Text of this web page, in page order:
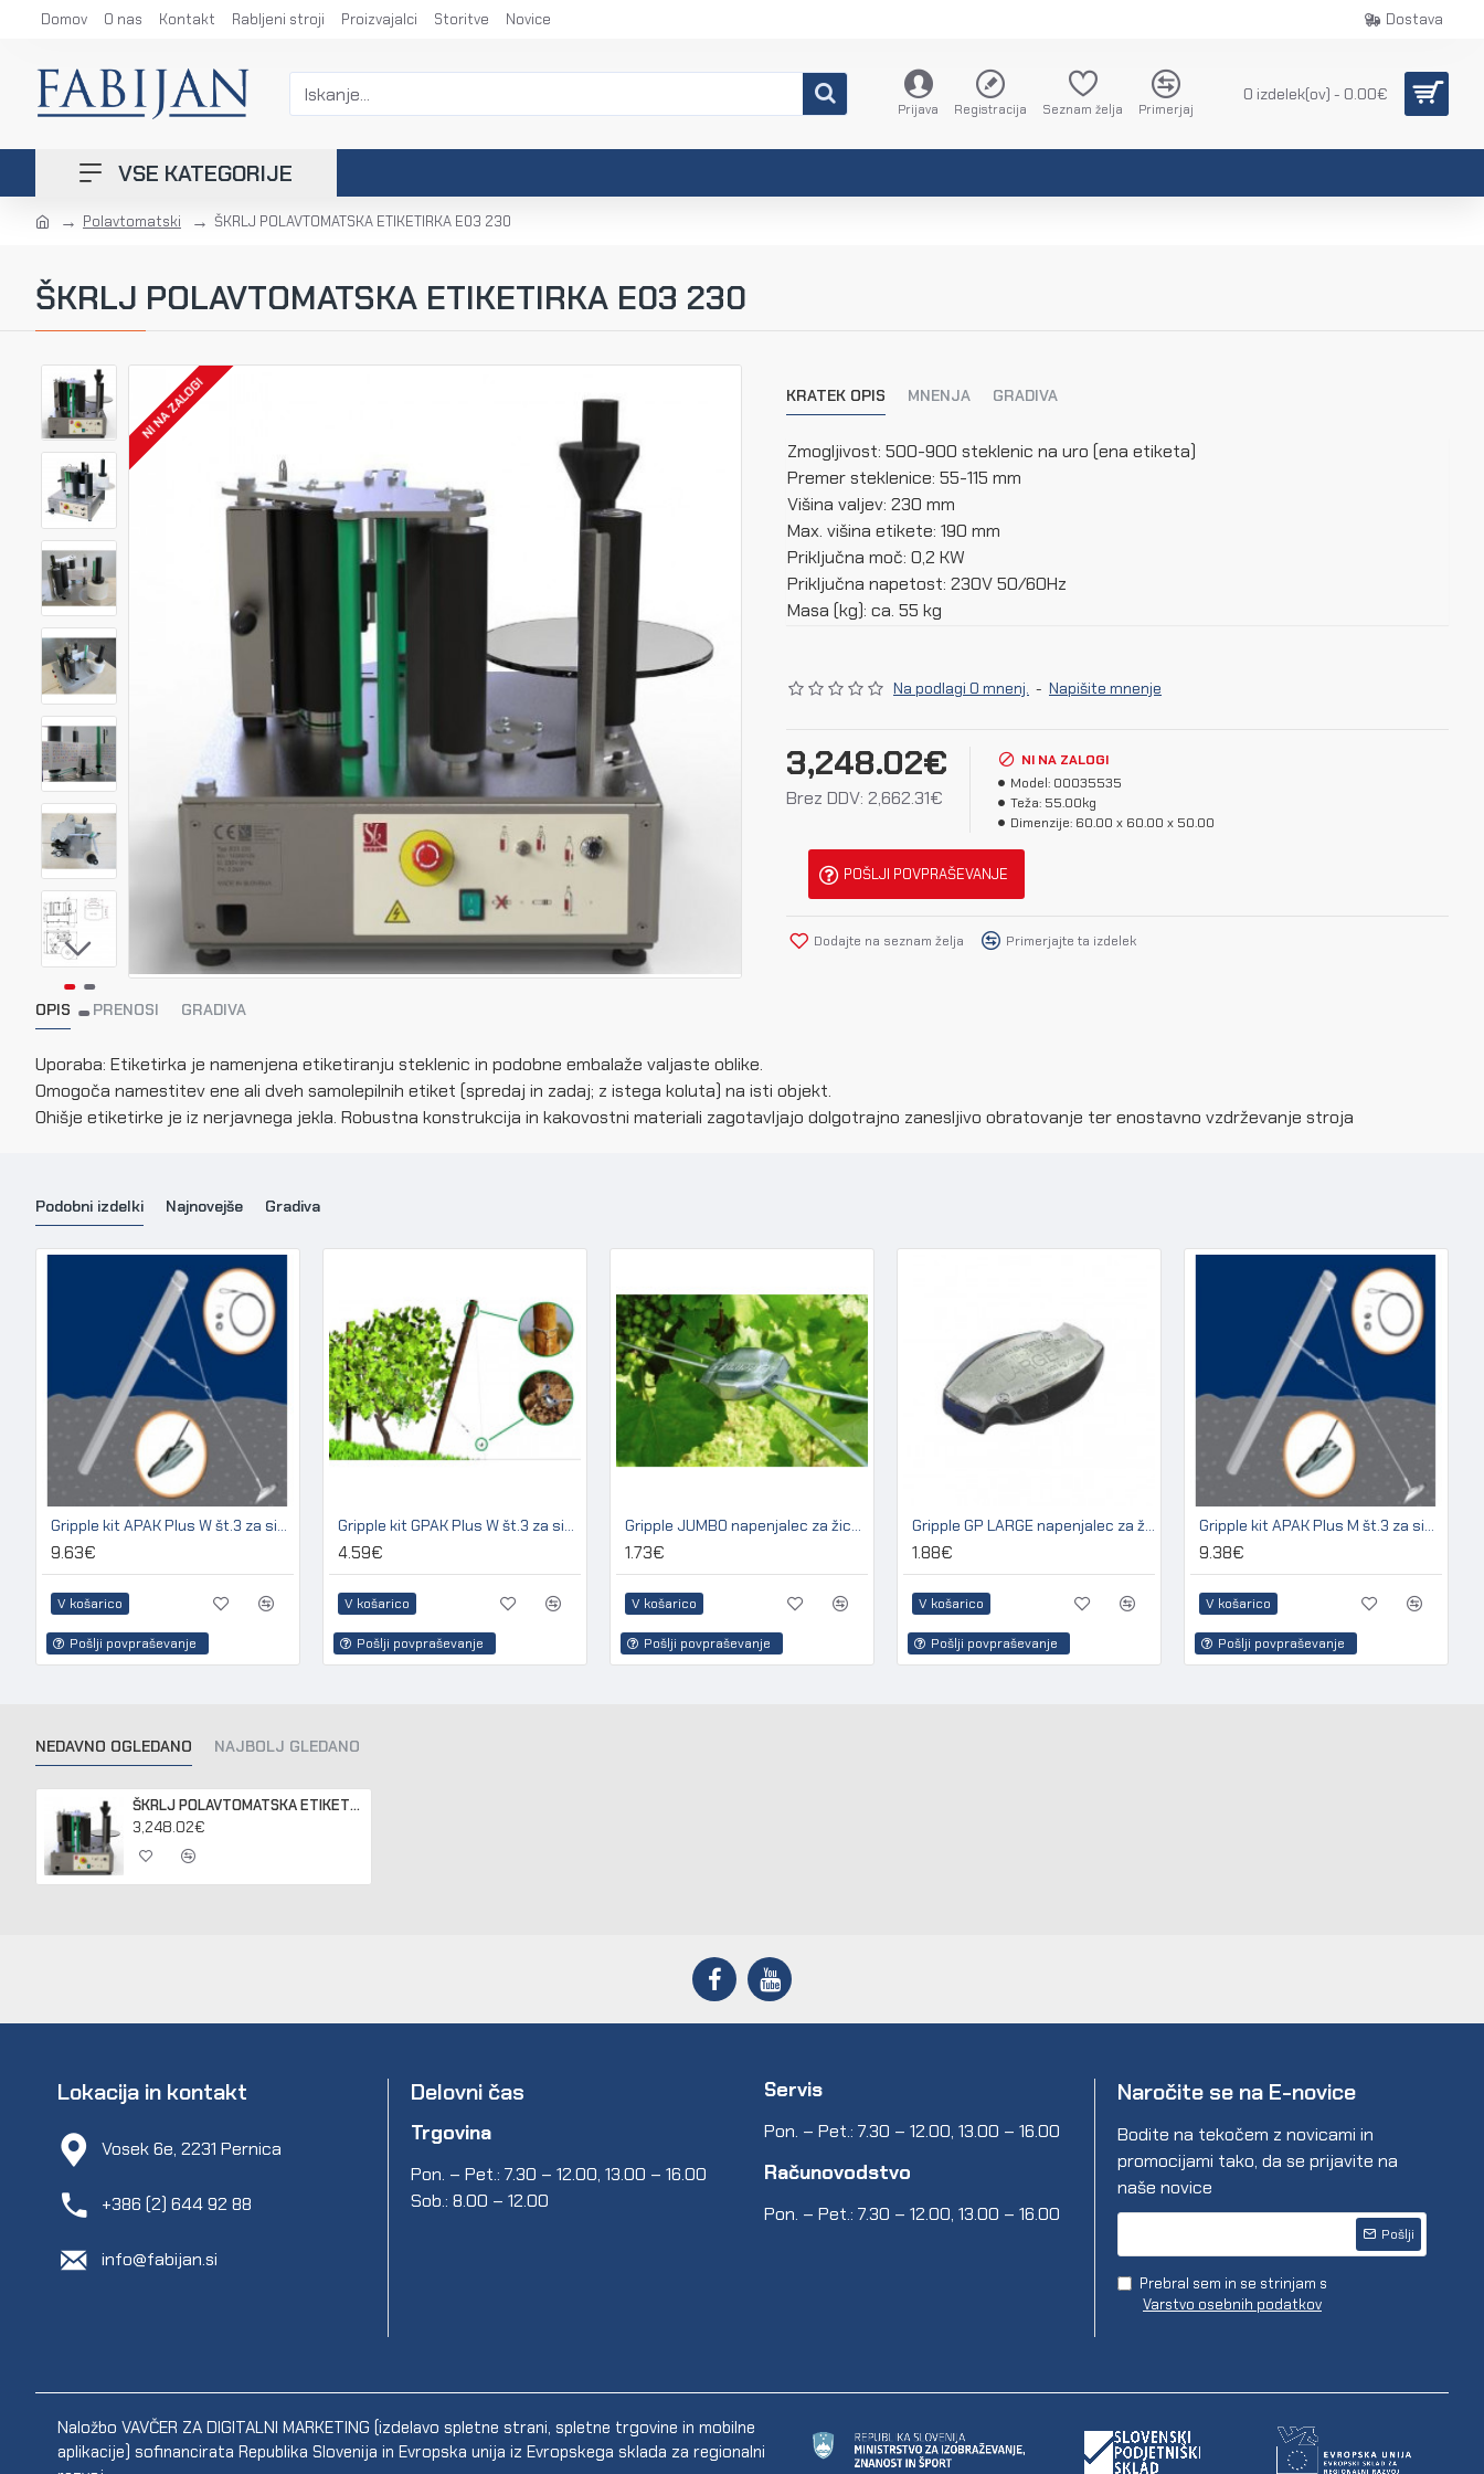
Domov O nas Kontakt Rabljeni stroji Proizvajalci Storitve Novice Dostava
Prijava Registracija Seznam želja Primerjaj
0 izdelek(ov) - 0.00€
VSE KATEGORIJE
Polavtomatski ŠKRLJ POLAVTOMATSKA ETIKETIRKA E03 230
ŠKRLJ POLAVTOMATSKA ETIKETIRKA E03 230
NI NA ZALOGI KRATEK OPIS MNENJA GRADIVA
Zmogljivost: 500-900 steklenic na uro (ena etiketa)
Premer steklenice: 55-115 mm
Višina valjev: 230 mm
Max. višina etikete: 190 mm
Priključna moč: 0,2 KW
Priključna napetost: 230V 50/60Hz
Masa (kg): ca. 55 kg
Na podlagi 0 mnenj. - Napišite mnenje
3,248.02€
Brez DDV: 2,662.31€
NI NA ZALOGI
Model: 00035535
Teža: 55.00kg
Dimenzije: 60.00 x 60.00 x 50.00
POŠLJI POVPRAŠEVANJE
Dodajte na seznam želja Primerjajte ta izdelek
OPIS PRENOSI GRADIVA
Uporaba: Etiketirka je namenjena etiketiranju steklenic in podobne embalaže valjaste oblike.
Omogoča namestitev ene ali dveh samolepilnih etiket (spredaj in zadaj; z istega koluta) na isti objekt.
Ohišje etiketirke je iz nerjavnega jekla. Robustna konstrukcija in kakovostni materiali zagotavljajo dolgotrajno zanesljivo obratovanje ter enostavno vzdrževanje stroja
Podobni izdelki Najnovejše Gradiva
Gripple kit APAK Plus W št.3 za sidranje lesenih in betonskih stebrov
9.63€
V košarico
Pošlji povpraševanje
Gripple kit GPAK Plus W št.3 za sidranje lesenih in betonskih stebrov
4.59€
V košarico
Pošlji povpraševanje
Gripple JUMBO napenjalec za žico 2,50 - 3,15 mm (pakir. 20 kos)
1.73€
V košarico
Pošlji povpraševanje
Gripple GP LARGE napenjalec za žico 3,2 - 4,2 mm (pakir. 20 kos)
1.88€
V košarico
Pošlji povpraševanje
Gripple kit APAK Plus M št.3 za sidranje kovinskih stebrov
9.38€
V košarico
Pošlji povpraševanje
NEDAVNO OGLEDANO NAJBOLJ GLEDANO
ŠKRLJ POLAVTOMATSKA ETIKETIRKA E03 230
3,248.02€
Lokacija in kontakt
Vosek 6e, 2231 Pernica
+386 (2) 644 92 88
info@fabijan.si
Delovni čas
Trgovina
Pon. – Pet.: 7.30 – 12.00, 13.00 – 16.00
Sob.: 8.00 – 12.00
Servis
Pon. – Pet.: 7.30 – 12.00, 13.00 – 16.00
Računovodstvo
Pon. – Pet.: 7.30 – 12.00, 13.00 – 16.00
Naročite se na E-novice
Bodite na tekočem z novicami in
promocijami tako, da se prijavite na
naše novice
Pošlji
Prebral sem in se strinjam s
Varstvo osebnih podatkov
Naložbo VAVČER ZA DIGITALNI MARKETING (izdelavo spletne strani, spletne trgovine in mobilne
aplikacije) sofinancirata Republika Slovenija in Evropska unija iz Evropskega sklada za regionalni